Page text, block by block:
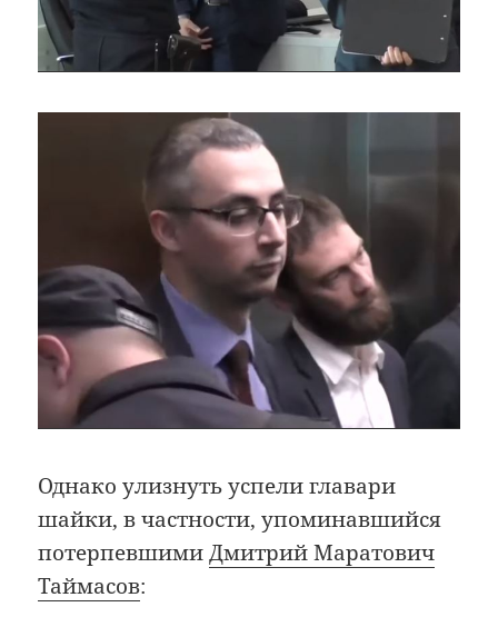
Однако улизнуть успели главари
шайки, в частности, упоминавшийся
потерпевшимиДмитрий Маратович
Таймасов: